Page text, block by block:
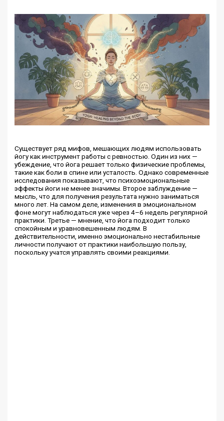
Существует ряд мифов, мешающих людям использовать
йогу как инструмент работы с ревностью. Один из них —
убеждение, что йога решает только физические проблемы,
такие как боли в спине или усталость. Однако современные
исследования показывают, что психоэмоциональные
эффекты йоги не менее значимы. Второе заблуждение —
мысль, что для получения результата нужно заниматься
много лет. На самом деле, изменения в эмоциональном
фоне могут наблюдаться уже через 4–6 недель регулярной
практики. Третье — мнение, что йога подходит только
спокойным и уравновешенным людям. В
действительности, именно эмоционально нестабильные
личности получают от практики наибольшую пользу,
поскольку учатся управлять своими реакциями.